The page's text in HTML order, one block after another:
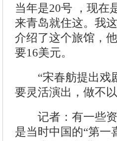
当年是20号 ，现在
来青岛就住这。我
介绍了这个旅馆，
要16美元。
“宋春舫提出戏剧
要灵活演出，做不
记者：有一些资
是当时中国的“第一